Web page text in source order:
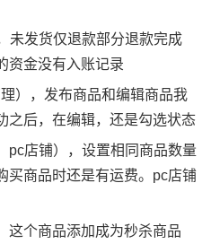
未发货仅退款部分退款完成
资金没有入账记录
），发布商品和编辑商品我
之后，在编辑，还是勾选状态
pc店铺），设置相同商品数量
买商品时还是有运费。pc店铺
这个商品添加成为秒杀商品